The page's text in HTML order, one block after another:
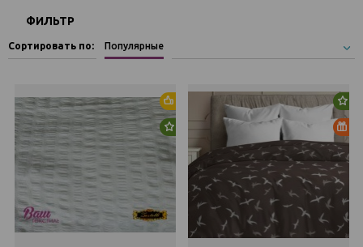
ФИЛЬТР
Сортировать по: Популярные